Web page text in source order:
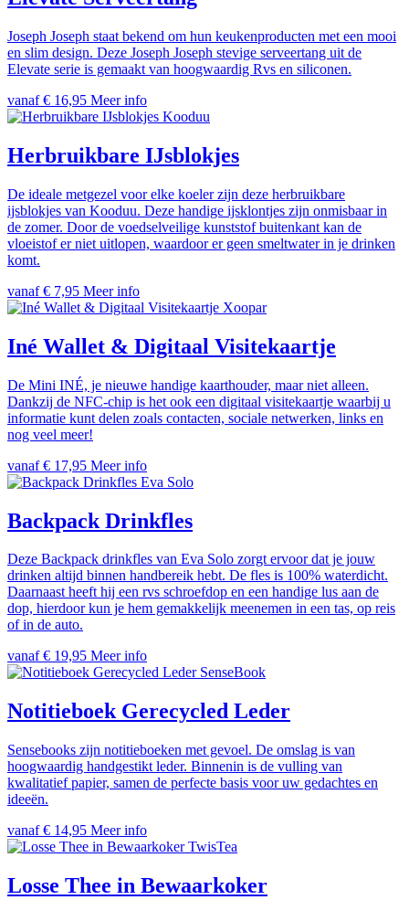
Joseph Joseph staat bekend om hun keukenproducten met een mooi
en slim design. Deze Joseph Joseph stevige serveertang uit de
Elevate serie is gemaakt van hoogwaardig Rvs en siliconen.
vanaf € 16,95 Meer info
Kooduu
Herbruikbare IJsblokjes
De ideale metgezel voor elke koeler zijn deze herbruikbare
ijsblokjes van Kooduu. Deze handige ijsklontjes zijn onmisbaar in
de zomer. Door de voedselveilige kunststof buitenkant kan de
vloeistof er niet uitlopen, waardoor er geen smeltwater in je drinken
komt.
vanaf € 7,95 Meer info
Xoopar
Iné Wallet & Digitaal Visitekaartje
De Mini INÉ, je nieuwe handige kaarthouder, maar niet alleen.
Dankzij de NFC-chip is het ook een digitaal visitekaartje waarbij u
informatie kunt delen zoals contacten, sociale netwerken, links en
nog veel meer!
vanaf € 17,95 Meer info
Eva Solo
Backpack Drinkfles
Deze Backpack drinkfles van Eva Solo zorgt ervoor dat je jouw
drinken altijd binnen handbereik hebt. De fles is 100% waterdicht.
Daarnaast heeft hij een rvs schroefdop en een handige lus aan de
dop, hierdoor kun je hem gemakkelijk meenemen in een tas, op reis
of in de auto.
vanaf € 19,95 Meer info
SenseBook
Notitieboek Gerecycled Leder
Sensebooks zijn notitieboeken met gevoel. De omslag is van
hoogwaardig handgestikt leder. Binnenin is de vulling van
kwalitatief papier, samen de perfecte basis voor uw gedachtes en
ideeën.
vanaf € 14,95 Meer info
TwisTea
Losse Thee in Bewaarkoker